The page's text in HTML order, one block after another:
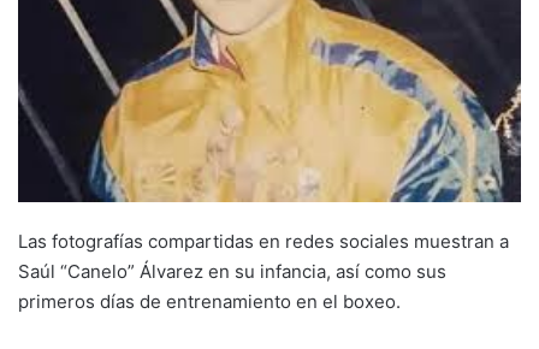
Las fotografías compartidas en redes sociales muestran a
Saúl “Canelo” Álvarez en su infancia, así como sus
primeros días de entrenamiento en el boxeo.